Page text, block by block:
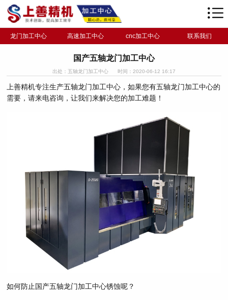
龙门加工中心 高速加工中心 cnc加工中心 联系我们
国产五轴龙门加工中心
出处：五轴龙门加工中心 时间：2020-06-12 16:17
上善精机专注生产五轴龙门加工中心，如果您有五轴龙门加工中心的
需要，请来电咨询，让我们来解决您的加工难题！
如何防止国产五轴龙门加工中心锈蚀呢？